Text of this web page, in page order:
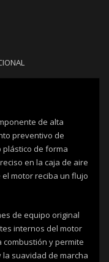
de alta
preventivo de
plástico de forma
en la caja de aire
el motor reciba un flujo
de equipo original
internos del motor
combustión y permite
suavidad de marcha